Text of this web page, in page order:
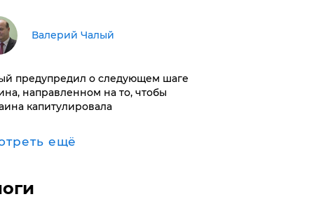
Валерий Чалый
предупредил о следующем шаге
направленном на то, чтобы
капитулировала
ещё